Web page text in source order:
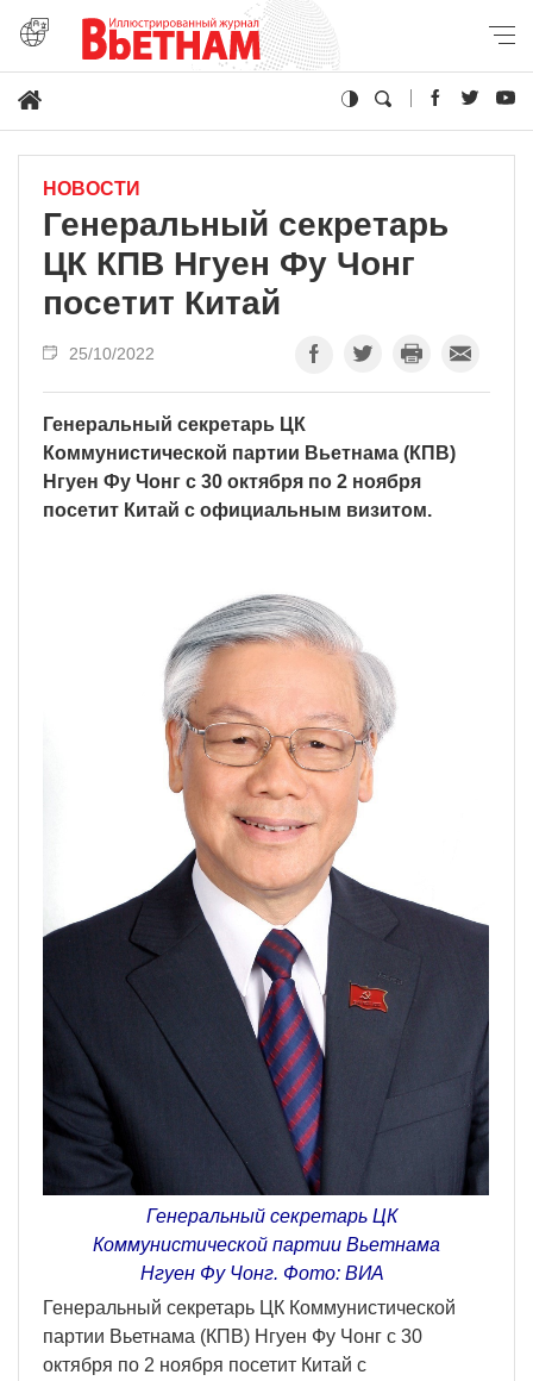
НОВОСТИ
Генеральный секретарь
ЦК КПВ Нгуен Фу Чонг
посетит Китай
25/10/2022
Генеральный секретарь ЦК
Коммунистической партии Вьетнама (КПВ)
Нгуен Фу Чонг с 30 октября по 2 ноября
посетит Китай с официальным визитом.
Генеральный секретарь ЦК
Коммунистической партии Вьетнама
Нгуен Фу Чонг. Фото: ВИА
Генеральный секретарь ЦК Коммунистической
партии Вьетнама (КПВ) Нгуен Фу Чонг с 30
октября по 2 ноября посетит Китай с